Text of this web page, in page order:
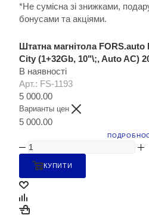
*Не сумісна зі знижками,
бонусами та акціями.
Штатна магнітола
City (1+32Gb, 10"\;, Auto AC)
В наявності
Арт.: FS-1193
5 000.00
Варианты цен
5 000.00
КУПИТИ